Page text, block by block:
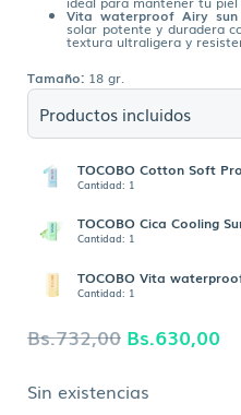
Vita waterproof Airy
solar potente y duradera
textura ultraligera y
Tamaño: 18 gr.
Productos incluidos
TOCOBO Cotton Soft
Cantidad: 1
TOCOBO Cica Cooling
Cantidad: 1
TOCOBO Vita
Cantidad: 1
Bs.732,00 El
original
Bs.630,00
Sin existencias